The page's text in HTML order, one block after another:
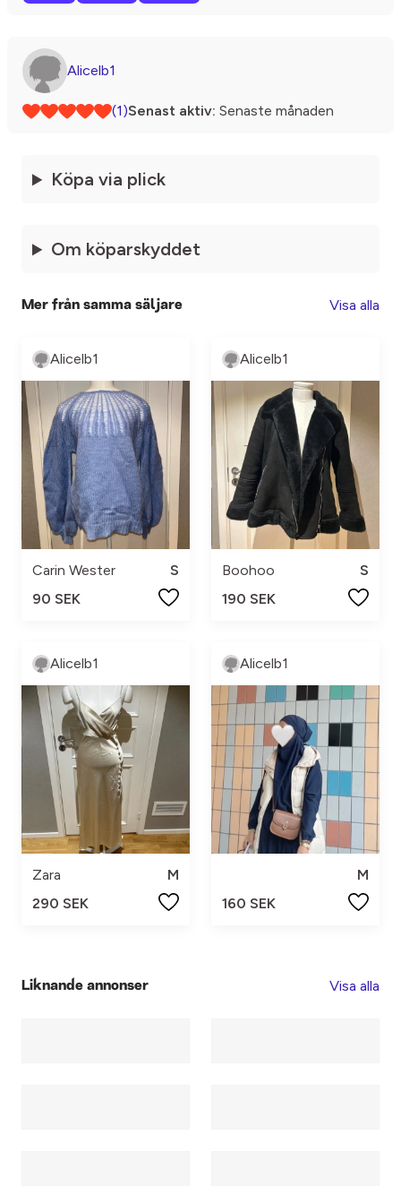
Alicelb1
(1)Senast aktiv: Senaste månaden
Köpa via plick
Om köparskyddet
Mer från samma säljare Visa alla
Alicelb1
Carin Wester
S
90 SEK
Alicelb1
Boohoo
S
190 SEK
Alicelb1
Zara
M
290 SEK
Alicelb1
M
160 SEK
Liknande annonser Visa alla